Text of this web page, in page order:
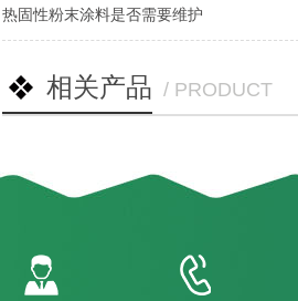
热固性粉末涂料是否需要维护
相关产品 / PRODUCT